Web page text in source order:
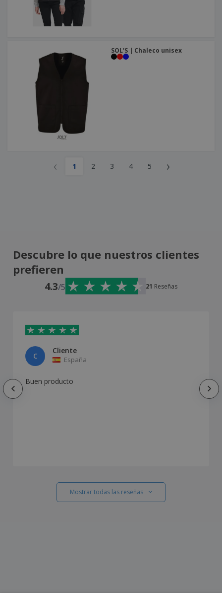
SOL'S | Chaleco unisex
‹ 1 2 3 4 5 ›
Descubre lo que nuestros clientes
prefieren
4.3/5 21 Reseñas
C
Cliente
España
Buen producto
Mostrar todas las reseñas